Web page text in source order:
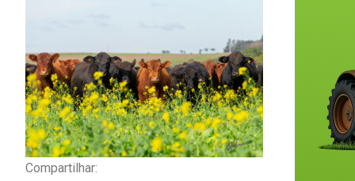
Compartilhar: